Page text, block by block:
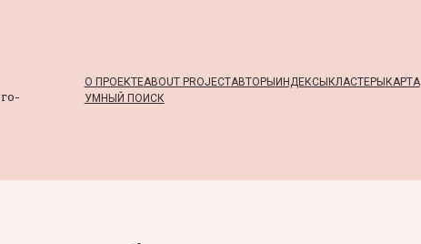
О ПРОЕКТЕABOUT PROJECTАВТОРЫ ИНДЕКСЫ КЛАСТЕРЫ КАРТА
УМНЫЙ ПОИСК